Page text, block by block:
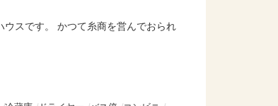
スです。 かつて糸商を営んでおられ